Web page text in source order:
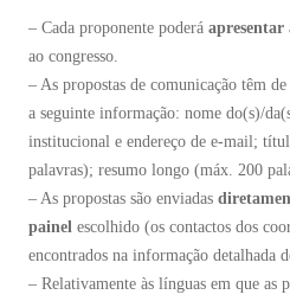
– Cada proponente poderá apresentar
ao congresso.
– As propostas de comunicação têm
a seguinte informação: nome do(s)/
institucional e endereço de e-mail;
palavras); resumo longo (máx. 200
– As propostas são enviadas
painel escolhido (os contactos dos
encontrados na informação detalhada
– Relativamente às línguas em que as